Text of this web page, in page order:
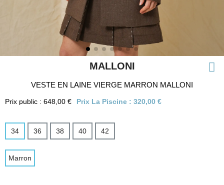
MALLONI
VESTE EN LAINE VIERGE MARRON MALLONI
Prix public : 648,00 € Prix La Piscine : 320,00 €
34 36 38 40 42
Marron